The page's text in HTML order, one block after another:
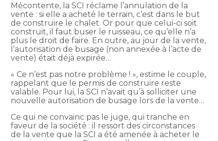
Mécontente, la SCI réclame l’annulation de la
vente : si elle a acheté le terrain, c’est dans le but
de construire le chalet. Or pour que celui-ci soit
construit, il faut buser le ruisseau, ce qu’elle n’a
plus le droit de faire. En outre, au jour de la vente,
l’autorisation de busage (non annexée à l’acte de
vente) était déjà expirée…
« Ce n’est pas notre problème ! », estime le couple,
rappelant que le permis de construire reste
valable. Pour lui, la SCI n’avait qu’à solliciter une
nouvelle autorisation de busage lors de la vente…
Ce qui ne convainc pas le juge, qui tranche en
faveur de la société : il ressort des circonstances
de la vente que la SCI a été amenée à acheter le